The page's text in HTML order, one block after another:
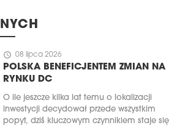
schedule 08 lipca 2026
POLSKA BENEFICJENTEM ZMIAN NA
RYNKU DC
O ile jeszcze kilka lat temu o lokalizacji
inwestycji decydował przede wszystkim
popyt, dziś kluczowym czynnikiem staje się